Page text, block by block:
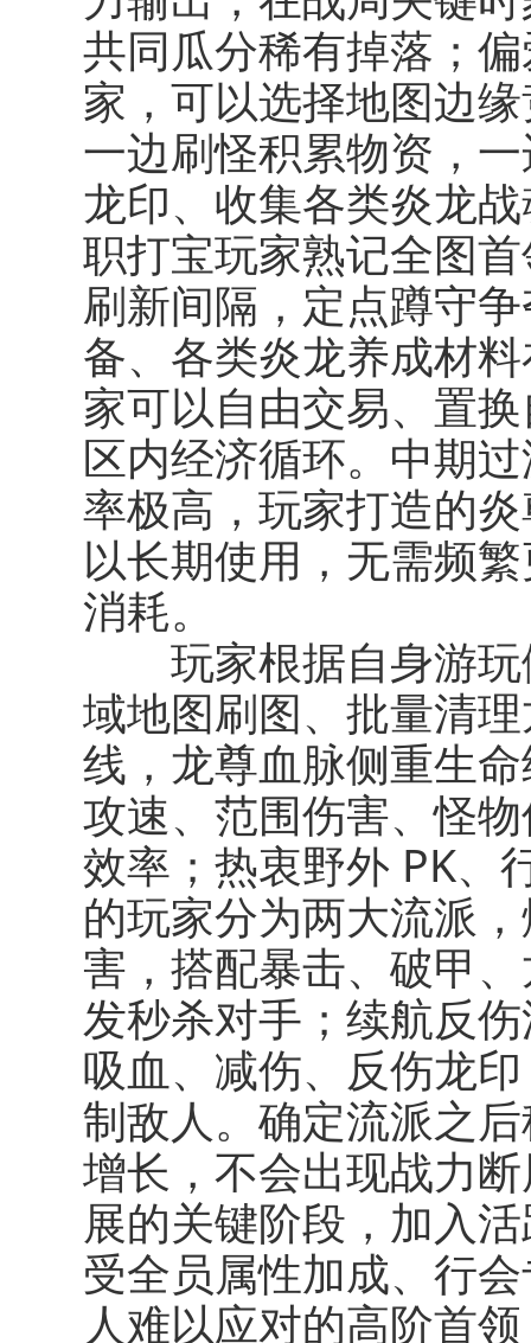
共同瓜分稀有掉落；
家，可以选择地图边
一边刷怪积累物资，
龙印、收集各类炎龙
职打宝玩家熟记全图
刷新间隔，定点蹲守
备、各类炎龙养成材
家可以自由交易、置
区内经济循环。中期
率极高，玩家打造的
以长期使用，无需频
消耗。
玩家根据自身游玩
域地图刷图、批量清
线，龙尊血脉侧重生
攻速、范围伤害、怪
效率；热衷野外 PK、
的玩家分为两大流派
害，搭配暴击、破甲
发秒杀对手；续航反
吸血、减伤、反伤龙
制敌人。确定流派之
增长，不会出现战力
展的关键阶段，加入
受全员属性加成、行
人难以应对的高阶首